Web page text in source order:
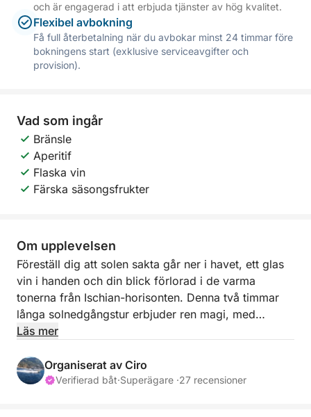
och är engagerad i att erbjuda tjänster av hög kvalitet.
Flexibel avbokning
Få full återbetalning när du avbokar minst 24 timmar före
bokningens start (exklusive serviceavgifter och
provision).
Vad som ingår
Bränsle
Aperitif
Flaska vin
Färska säsongsfrukter
Om upplevelsen
Föreställ dig att solen sakta går ner i havet, ett glas
vin i handen och din blick förlorad i de varma
tonerna från Ischian-horisonten. Denna två timmar
långa solnedgångstur erbjuder ren magi, med
hisnande kustutsikt, naturliga termiska vatten och
havet. Det är en kort men oförglömlig flykt för att
avsluta dagen på det vackraste sättet.
Läs mer
Organiserat av Ciro
Verifierad båt·Superägare ·27 recensioner